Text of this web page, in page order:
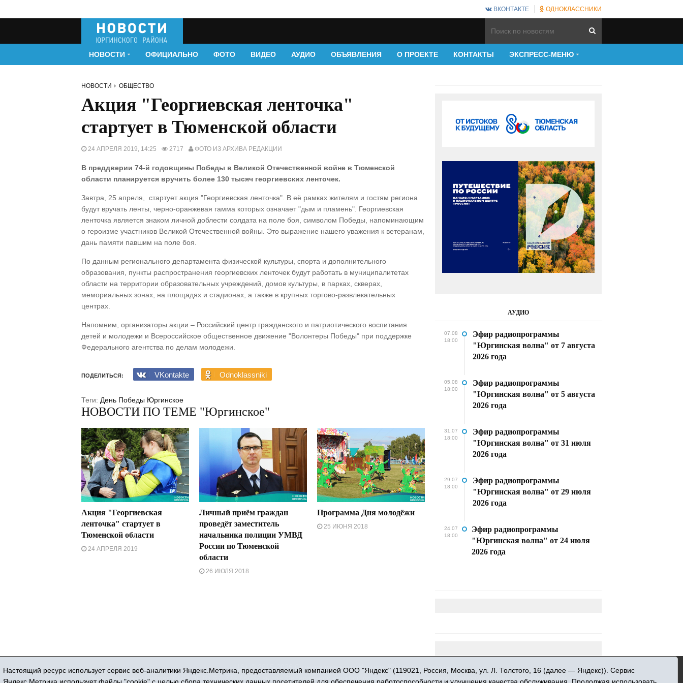
ВКОНТАКТЕ ОДНОКЛАССНИКИ
НОВОСТИ ОФИЦИАЛЬНО ФОТО ВИДЕО АУДИО ОБЪЯВЛЕНИЯ О ПРОЕКТЕ КОНТАКТЫ ЭКСПРЕСС-МЕНЮ
НОВОСТИ ОБЩЕСТВО
Акция "Георгиевская ленточка"
стартует в Тюменской области
24 АПРЕЛЯ 2019, 14:25 2717 ФОТО ИЗ АРХИВА РЕДАКЦИИ
В преддверии 74-й годовщины Победы в Великой Отечественной войне в Тюменской
области планируется вручить более 130 тысяч георгиевских ленточек.
Завтра, 25 апреля, стартует акция "Георгиевская ленточка". В её рамках жителям и гостям региона
будут вручать ленты, черно-оранжевая гамма которых означает "дым и пламень". Георгиевская
ленточка является знаком личной доблести солдата на поле боя, символом Победы, напоминающим
о героизме участников Великой Отечественной войны. Это выражение нашего уважения к ветеранам,
дань памяти павшим на поле боя.
По данным регионального департамента физической культуры, спорта и дополнительного
образования, пункты распространения георгиевских ленточек будут работать в муниципалитетах
области на территории образовательных учреждений, домов культуры, в парках, скверах,
мемориальных зонах, на площадях и стадионах, а также в крупных торгово-развлекательных
центрах.
Напомним, организаторы акции – Российский центр гражданского и патриотического воспитания
детей и молодежи и Всероссийское общественное движение "Волонтеры Победы" при поддержке
Федерального агентства по делам молодежи.
ПОДЕЛИТЬСЯ: VKontakte Odnoklassniki
Теги: День Победы Юргинское
НОВОСТИ ПО ТЕМЕ "Юргинское"
Акция "Георгиевская
ленточка" стартует в
Тюменской области
24 АПРЕЛЯ 2019
Личный приём граждан
проведёт заместитель
начальника полиции УМВД
России по Тюменской
области
26 ИЮЛЯ 2018
Программа Дня молодёжи
25 ИЮНЯ 2018
АУДИО
07.08
18:00
Эфир радиопрограммы
"Юргинская волна" от 7 августа
2026 года
05.08
18:00
Эфир радиопрограммы
"Юргинская волна" от 5 августа
2026 года
31.07
18:00
Эфир радиопрограммы
"Юргинская волна" от 31 июля
2026 года
29.07
18:00
Эфир радиопрограммы
"Юргинская волна" от 29 июля
2026 года
24.07
18:00
Эфир радиопрограммы
"Юргинская волна" от 24 июля
2026 года
16+ © 2015-2026 Сетевое издание «Новости Юргинского района»
Регистрационный номер СМИ ЭЛ № ФС 77 - 66052 выдан Федеральной службой по надзору в сфере связи, информационных технологий и массовых
Настоящий ресурс использует сервис веб-аналитики Яндекс.Метрика, предоставляемый компанией ООО "Яндекс" (119021, Россия, Москва, ул. Л. Толстого, 16 (далее — Яндекс)). Сервис